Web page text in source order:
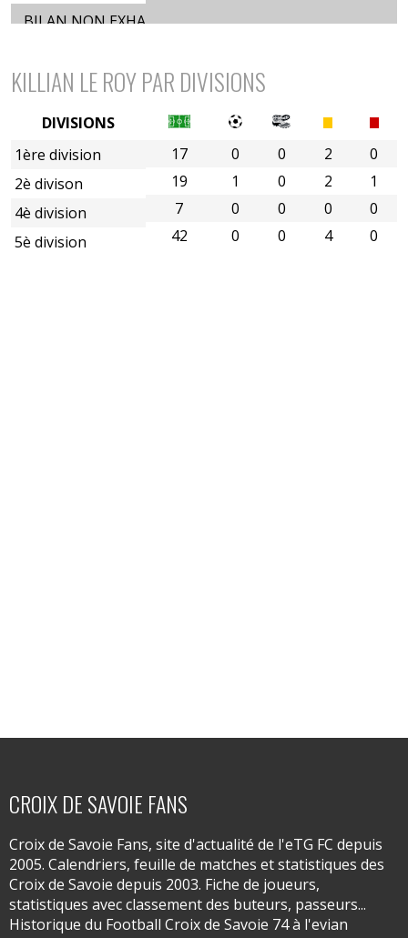
BILAN NON EXHAUSTIF
KILLIAN LE ROY PAR DIVISIONS
17 0 0 2
0
19
1 0 2
1
7
0 0 0
0
42
0 0 4 0
DIVISIONS
1ère division
2è divison
4è division
5è division
CROIX DE SAVOIE FANS
Croix de Savoie Fans, site d'actualité de l'eTG FC depuis
2005. Calendriers, feuille de matches et statistiques des
Croix de Savoie depuis 2003. Fiche de joueurs,
statistiques avec classement des buteurs, passeurs...
Historique du Football Croix de Savoie 74 à l'evian